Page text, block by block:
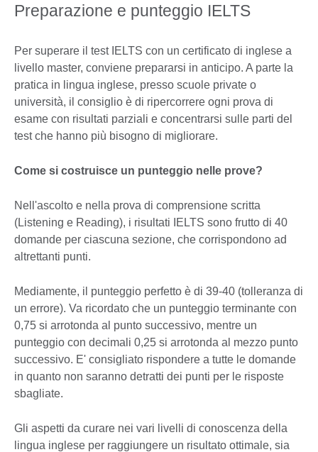
Preparazione e punteggio IELTS
Per superare il test IELTS con un certificato di inglese a
livello master, conviene prepararsi in anticipo. A parte la
pratica in lingua inglese, presso scuole private o
università, il consiglio è di ripercorrere ogni prova di
esame con risultati parziali e concentrarsi sulle parti del
test che hanno più bisogno di migliorare.
Come si costruisce un punteggio nelle prove?
Nell'ascolto e nella prova di comprensione scritta
(Listening e Reading), i risultati IELTS sono frutto di 40
domande per ciascuna sezione, che corrispondono ad
altrettanti punti.
Mediamente, il punteggio perfetto è di 39-40 (tolleranza di
un errore). Va ricordato che un punteggio terminante con
0,75 si arrotonda al punto successivo, mentre un
punteggio con decimali 0,25 si arrotonda al mezzo punto
successivo. E' consigliato rispondere a tutte le domande
in quanto non saranno detratti dei punti per le risposte
sbagliate.
Gli aspetti da curare nei vari livelli di conoscenza della
lingua inglese per raggiungere un risultato ottimale, sia